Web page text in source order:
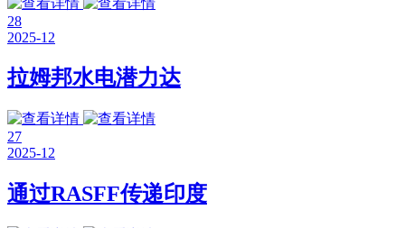
28
2025-12
拉姆邦水电潜力达
27
2025-12
通过RASFF传递印度